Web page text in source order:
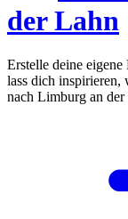
der Lahn
Erstelle deine
lass dich inspirieren,
nach Limburg an der